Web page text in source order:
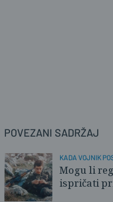
POVEZANI SADRŽAJ
KADA VOJNIK
Mogu li
ispričati